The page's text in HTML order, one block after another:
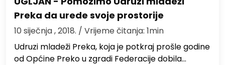
Preka da urede svoje prostorije
10 siječnja , 2018. / Vrijeme čitanja: 1min
Udruzi mladeži Preka, koja je potkraj prošle godine
od Općine Preko u zgradi Federacije dobila…